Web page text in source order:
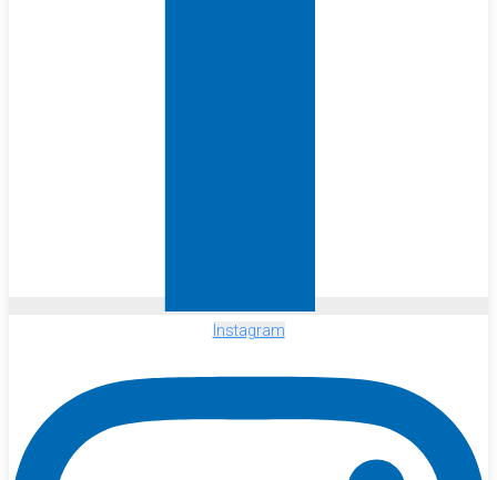
Instagram